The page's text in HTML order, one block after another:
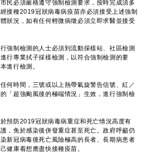
民必須嚴格遵守強制檢測要求，按時完成須多
接種2019冠狀病毒病疫苗亦必須接受上述強制
狀況，如有任何輕微病徵必須立即求醫並接受
制檢測的人士必須到流動採樣站、社區檢測
行專業拭子採樣檢測，以符合強制檢測的要
進行檢測。
時間，三號或以上熱帶氣旋警告信號、紅／
「超強颱風後的極端情況」生效，進行強制檢
防2019冠狀病毒病重症和死亡情況高度有
，免於感染後併發重症甚至死亡。政府呼籲仍
新冠病毒後死亡風險極高的長者、長期病患者
健康着想應盡快接種疫苗。